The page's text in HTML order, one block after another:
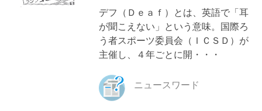
デフ（Ｄｅａｆ）とは、英語で「耳
が聞こえない」という意味。国際ろ
う者スポーツ委員会（ＩＣＳＤ）が
主催し、４年ごとに開・・・
ニュースワード